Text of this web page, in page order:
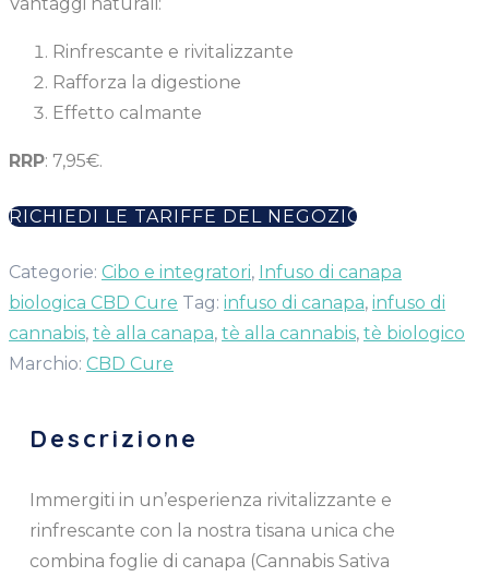
Rinfrescante e rivitalizzante
Rafforza la digestione
Effetto calmante
RRP: 7,95€.
RICHIEDI LE TARIFFE DEL NEGOZIO
Categorie: Cibo e integratori, Infuso di canapa
biologica CBD Cure Tag: infuso di canapa, infuso di
cannabis, tè alla canapa, tè alla cannabis, tè biologico
Marchio: CBD Cure
Descrizione
Immergiti in un’esperienza rivitalizzante e
rinfrescante con la nostra tisana unica che
combina foglie di canapa (Cannabis Sativa